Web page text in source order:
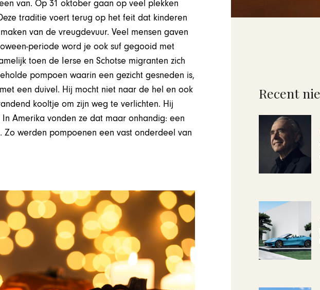
van. Op 31 oktober gaan op veel plekken
traditie voert terug op het feit dat kinderen
van de vreugdevuur. Veel mensen gaven
periode word je ook suf gegooid met
toen de Ierse en Schotse migranten zich
pompoen waarin een gezicht gesneden is,
een duivel. Hij mocht niet naar de hel en ook
kooltje om zijn weg te verlichten. Hij
Amerika vonden ze dat maar onhandig: een
werden pompoenen een vast onderdeel van
Recent